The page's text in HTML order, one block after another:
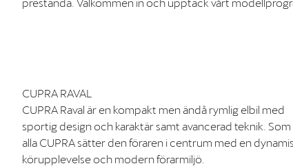
CUPRA RAVAL
CUPRA Raval är en kompakt men ändå rymlig elbil med
sportig design och karaktär samt avancerad teknik. Som
alla CUPRA sätter den föraren i centrum med en
körupplevelse och modern förarmiljö.